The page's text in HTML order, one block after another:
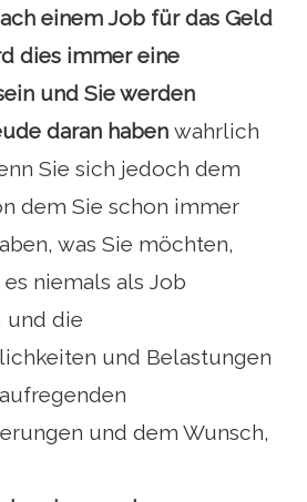
einem Job für das Geld
dies immer eine
und Sie werden
daran haben wahrlich
Sie sich jedoch dem
dem Sie schon immer
was Sie möchten,
niemals als Job
und die
und Belastungen
und dem Wunsch,